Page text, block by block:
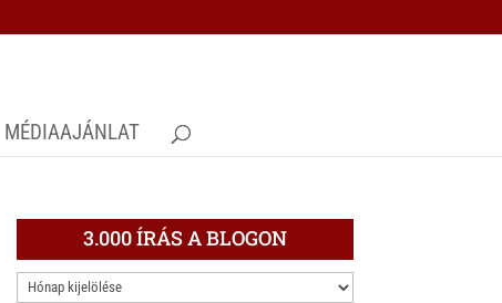
MÉDIAAJÁNLAT
3.000 ÍRÁS A BLOGON
3.000